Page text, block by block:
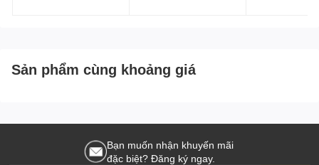
Sản phẩm cùng khoảng giá
Bạn muốn nhận khuyến mãi
đặc biệt? Đăng ký ngay.